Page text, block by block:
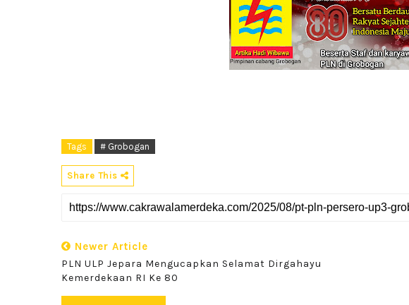
Tags # Grobogan
Share This
Newer Article
PLN ULP Jepara Mengucapkan Selamat Dirgahayu
Kemerdekaan RI Ke 80